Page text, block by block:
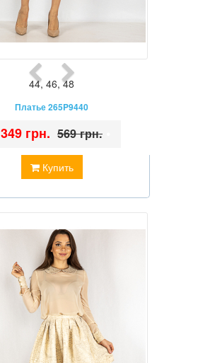
44, 46,48
Платье 265P9440
Купить
349 грн. 569 грн.